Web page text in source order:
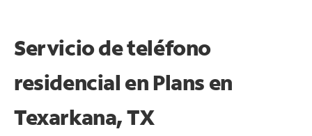
Servicio de teléfono
residencial en Plans en
Texarkana, TX